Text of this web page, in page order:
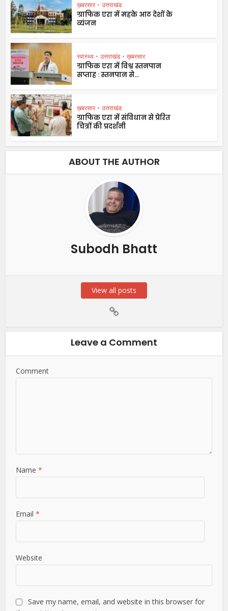
ख़बरसार • उत्तराखंड
ग्राफिक एरा में महके आठ देशों के
व्यंजन
स्वास्थ्य • उत्तराखंड • ख़बरसार
ग्राफिक एरा में विश्व स्तनपान
सप्ताह : स्तनपान से...
ख़बरसार • उत्तराखंड
ग्राफिक एरा में संविधान से प्रेरित
चित्रों की प्रदर्शनी
ABOUT THE AUTHOR
Subodh Bhatt
View all posts
Leave a Comment
Comment
Name*
Email*
Website
Save my name, email, and website in this browser for